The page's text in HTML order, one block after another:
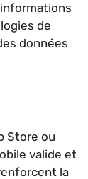
de
données
Store ou
valide et
la